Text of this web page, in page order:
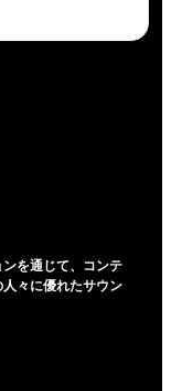
を通じて、コンテ
々に優れたサウン